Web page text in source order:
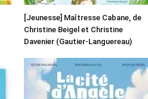
[Jeunesse] Maîtresse Cabane, de
Christine Beigel et Christine
Davenier (Gautier-Languereau)